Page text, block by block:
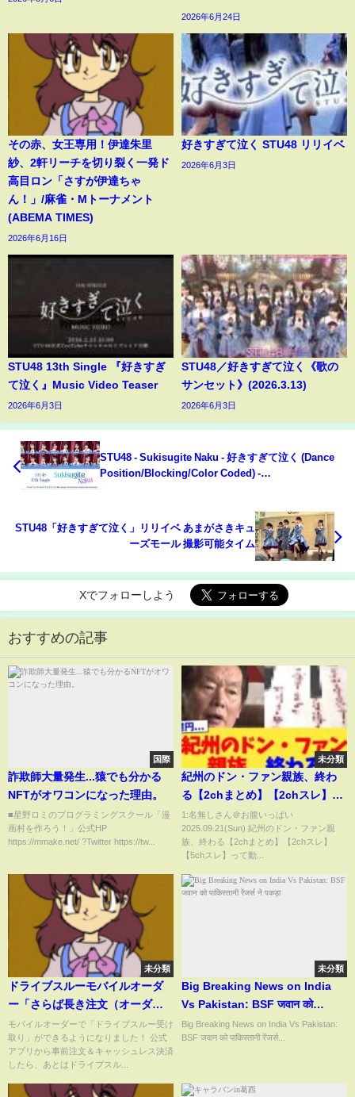
2026年6月24日
その赤、女王専用！伊達朱里
紗、2軒リーチを切り裂く一発ド
高目ロン「さすが伊達ちゃ
ん！」/麻雀・Mトーナメント
(ABEMA TIMES)
2026年6月16日
好きすぎて泣く STU48 リリイベ
2026年6月3日
STU48 13th Single 『好きすぎ
て泣く』Music Video Teaser
2026年6月3日
STU48／好きすぎて泣く《歌の
サンセット》(2026.3.13)
2026年6月3日
STU48 - Sukisugite Naku - 好きすぎて泣く (Dance
Position/Blocking/Color Coded) -
STU48「好きすぎて泣く」リリイベ あまがさきキュ
ーズモール 撮影可能タイム
Xでフォローしよう
おすすめの記事
国際
詐欺師大量発生...猿でも分かる
NFTがオワコンになった理由。
■星野ロミのプログラミングスクール「漫
画村を作ろう！」公式HP
https://mmake.net/ ?Twitter https://tw...
未分類
紀州のドン・ファン親族、終わ
る【2chまとめ】【2chスレ】
【5chスレ】
1:名無しさん＠お腹いっぱい
2025.09.21(Sun) 紀州のドン・ファン親
族、終わる【2chまとめ】【2chスレ】
【5chスレ】って動...
未分類
ドライブスルーモバイルオーダ
ー「さらば長き注文（オーダ
ー）」篇 30秒
モバイルオーダーで「ドライブスルー受け
取り」ができるようになりました！ 公式
アプリから事前注文＆キャッシュレス決済
したら、あとはドライブスル...
未分類
Big Breaking News on India
Vs Pakistan: BSF जवान को
पाकिस्तानी रेंजर्स ने पकड़ा
Big Breaking News on India Vs Pakistan:
BSF जवान को पाकिस्तानी रेंजर्स...